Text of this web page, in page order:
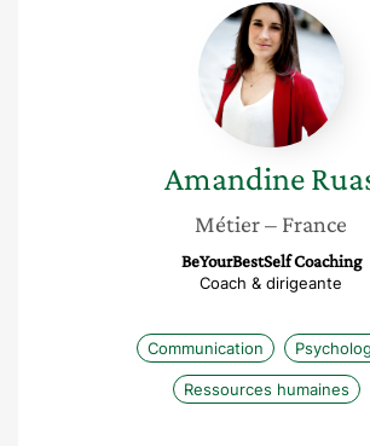
Amandine
Ruas
Amandine
Métier– France
BeYourBestSelf Coaching
Coach & dirigeante
Communication
Ressources humaines